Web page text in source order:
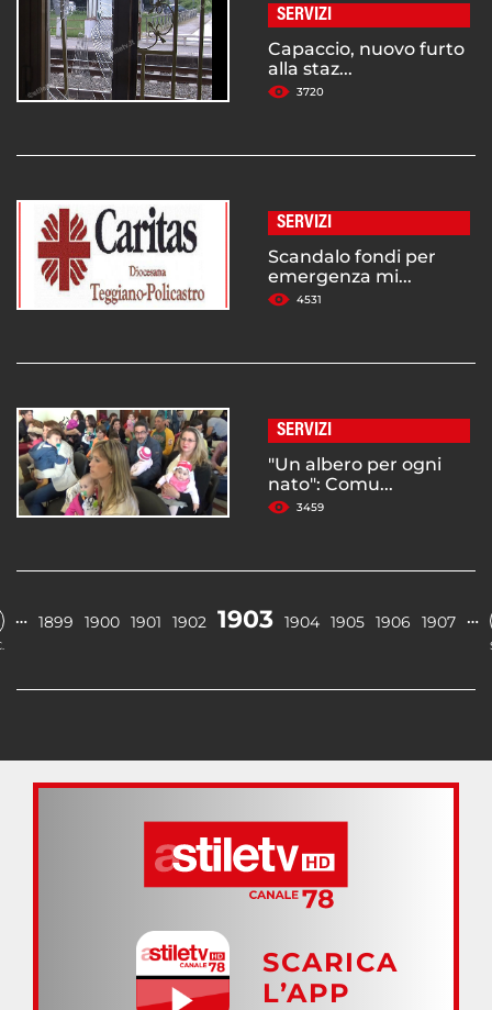
SERVIZI
Capaccio, nuovo furto
alla staz...
3720
SERVIZI
Scandalo fondi per
emergenza mi...
4531
SERVIZI
"Un albero per ogni
nato": Comu...
3459
… 1899 1900 1901 1902 1903 1904 1905 1906 1907 …
SCARICA
L’APP